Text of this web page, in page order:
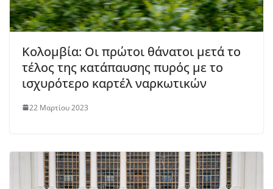
Κολομβία: Οι πρώτοι θάνατοι μετά το
τέλος της κατάπαυσης πυρός με το
ισχυρότερο καρτέλ ναρκωτικών
22 Μαρτίου 2023